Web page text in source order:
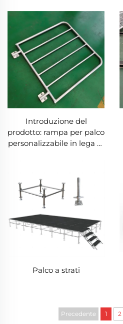
Introduzione del
prodotto: rampa per palco
personalizzabile in lega di
Palco a strati
Precedente 1 2